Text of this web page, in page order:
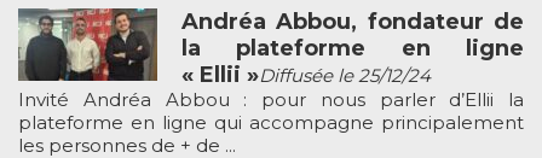
Andréa Abbou, fondateur de
la plateforme en ligne
« Ellii »Diffusée le 25/12/24
Invité Andréa Abbou : pour nous parler d’Ellii la
plateforme en ligne qui accompagne principalement
les personnes de + de ...